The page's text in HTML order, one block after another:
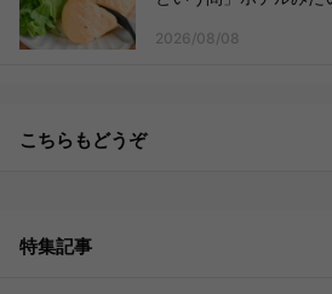
2026/08/08
こちらもどうぞ
特集記事